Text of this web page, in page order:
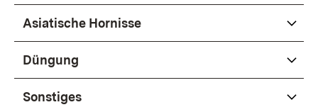
Asiatische Hornisse
Düngung
Sonstiges